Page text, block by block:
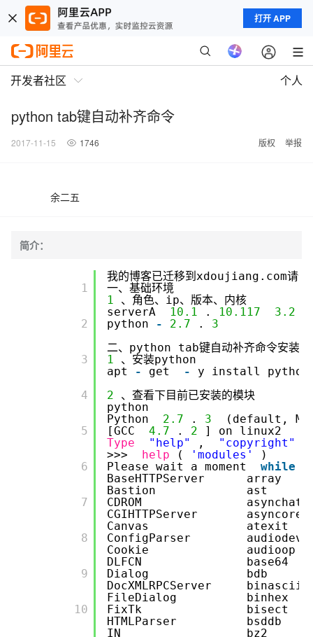
打开 APP
开发者社区 个人
python tab键自动补齐命令
2017-11-15 1746 版权 举报
余二五
简介：
      1
      2
      3
      4
      5
      6
      7
      8
      9
      10
我的博客已迁移到xdoujiang.com请去
一、基础环境
1
、角色、ip、版本、内核
serverA
10.1 . 10.117 3.2
python
- 2.7 .
3
二、python tab键自动补齐命令安装
1
、安装python
apt
- get -
y install python
2
、查看下目前已安装的模块
python
Python
2.7 . 3
(default,
[GCC
4.7 . 2
] on linux2
Type
"help" , "copyright"
>>>
help ( 'modules'
)
Please wait a moment
while
Bastion
CDROM
CGIHTTPServer
Canvas
ConfigParser
Cookie
DLFCN
Dialog
FileDialog
FixTk bisect
HTMLParser
IN bz2